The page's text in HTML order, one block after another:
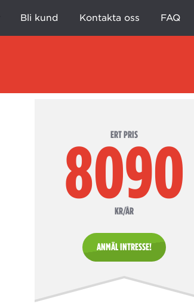
Bli kund Kontakta oss FAQ
ERT PRIS
8090
KR/ÅR
ANMÄL INTRESSE!